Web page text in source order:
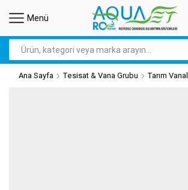
Menü
Arama
Ana Sayfa Tesisat & Vana Grubu Tarım